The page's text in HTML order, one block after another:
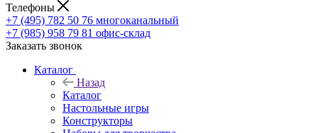
Телефоны
+7 (495) 782 50 76 многоканальный
+7 (985) 958 79 81 офис-склад
Заказать звонок
Каталог
Назад
Каталог
Настольные игры
Конструкторы